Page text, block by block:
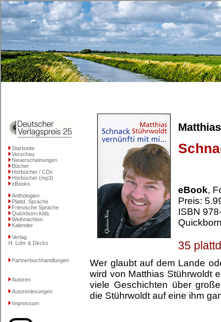
Startseite
Vorschau
Neuerscheinungen
Bücher
Hörbücher / CDs
Hörbücher (mp3)
eBooks
Anthologien
Plattd. Sprache
Friesische Sprache
Quickborn-Kids
Weihnachten
Kalender
Verlag
H. Lühr & Dircks
Partnerbuchhandlungen
Autoren
Autorenlesungen
Impressum
eBook,
Preis:
ISBN
35
Wer glaubt auf dem Lande
wird von Matthias Stührwoldt
viele Geschichten über
die Stührwoldt auf eine ihm